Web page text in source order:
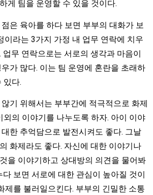
게 팀을 운영할 수 있을 것이다.
은 육아를 하다 보면 부부의 대화가 보
이라는 3가지 가정 내 업무 연락에 치우
업무 연락으로는 서로의 생각과 마음이
가 많다. 이는 팀 운영에 혼란을 초래하
있다.
기 위해서는 부부간에 적극적으로 화제
외의 이야기를 나누도록 하자. 아이 이야
한 추억담으로 발전시켜도 좋다. 그날
화제라도 좋다. 자신에 대한 이야기나
을 이야기하고 상대방의 의견을 물어봐
다 보면 서로에 대한 관심이 높아질 것이
제를 불러일으킨다. 부부의 긴밀한 소통